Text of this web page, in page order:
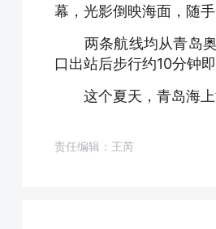
幕，光影倒映海面，随
两条航线均从青岛奥
口出站后步行约10分钟
这个夏天，青岛海上
责任编辑：王芮